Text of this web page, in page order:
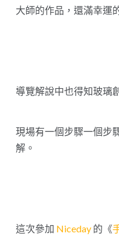
大師的作品，還滿幸運
導覽解說中也得知玻璃
現場有一個步驟一個步
解。
這次參加 Niceday 的《